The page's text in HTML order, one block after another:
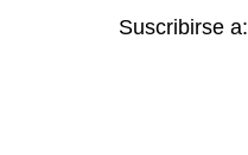
Suscribirse a: